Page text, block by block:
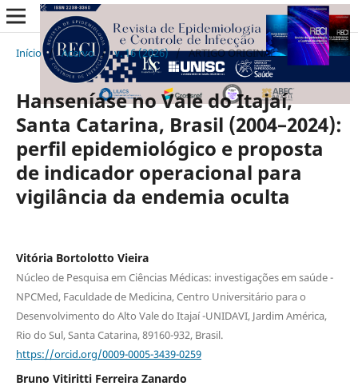
Início / Acervo / v. 16 (2026) / ARTIGO ORIGINAL
Hanseníase no Vale do Itajaí,
Santa Catarina, Brasil (2004–2024):
perfil epidemiológico e proposta
de indicador operacional para
vigilância da endemia oculta
Vitória Bortolotto Vieira
Núcleo de Pesquisa em Ciências Médicas: investigações em saúde -
NPCMed, Faculdade de Medicina, Centro Universitário para o
Desenvolvimento do Alto Vale do Itajaí -UNIDAVI, Jardim América,
Rio do Sul, Santa Catarina, 89160-932, Brasil.
https://orcid.org/0009-0005-3439-0259
Bruno Vitiritti Ferreira Zanardo